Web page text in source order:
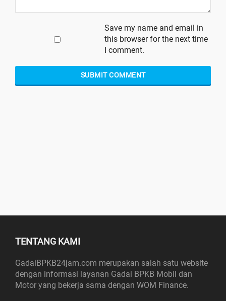
Save my name and email in
this browser for the next time
I comment.
TENTANG KAMI
GadaiBPKB24jam.com merupakan salah satu website
dengan informasi layanan Gadai BPKB Mobil dan
Motor yang bekerja sama dengan WOM Finance.